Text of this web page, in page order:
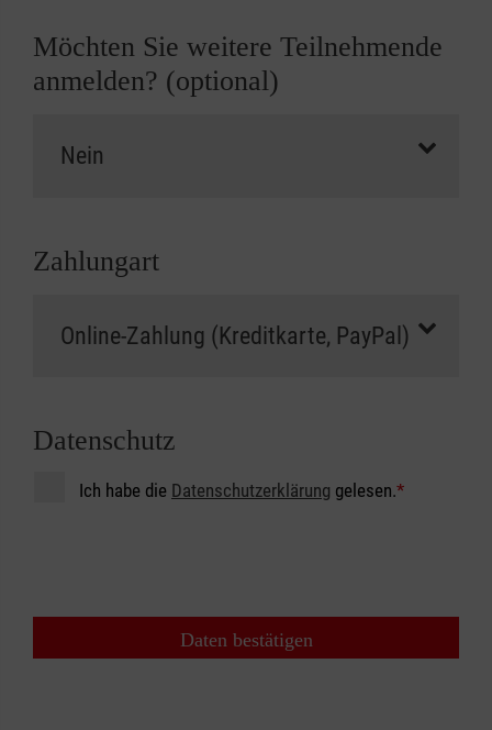
Möchten Sie weitere Teilnehmende
anmelden? (optional)
Zahlungart
Datenschutz
Ich habe die Datenschutzerklärung gelesen.*
Daten bestätigen